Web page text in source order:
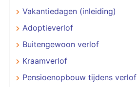
Vakantiedagen (inleiding)
Adoptieverlof
Buitengewoon verlof
Kraamverlof
Pensioenopbouw tijdens verlof